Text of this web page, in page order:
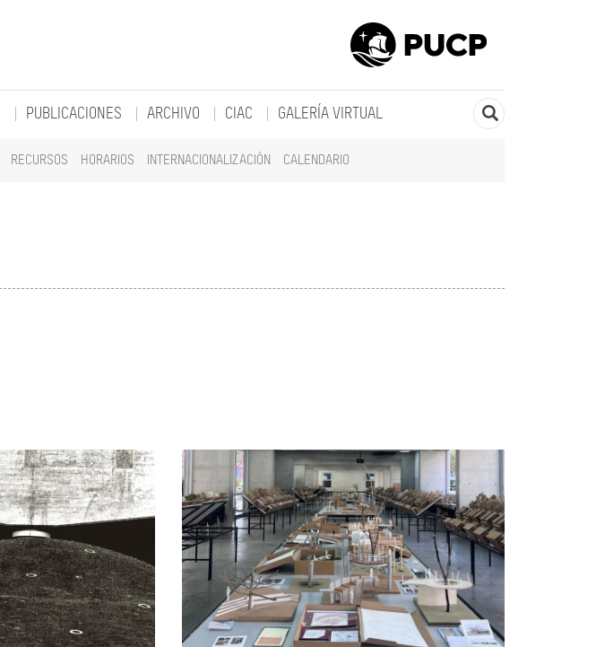
RECURSOS HORARIOS INTERNACIONALIZACIÓN CALENDARIO
PUBLICACIONES ARCHIVO CIAC GALERÍA VIRTUAL